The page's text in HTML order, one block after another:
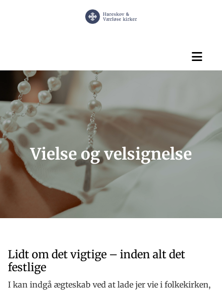
Vielse og velsignelse
Lidt om det vigtige – inden alt det
festlige
I kan indgå ægteskab ved at lade jer vie i folkekirken,